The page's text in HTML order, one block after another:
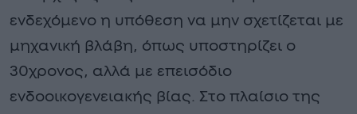
ενδεχόμενο η υπόθεση να μην σχετίζεται με
μηχανική βλάβη, όπως υποστηρίζει ο
30χρονος, αλλά με επεισόδιο
ενδοοικογενειακής βίας. Στο πλαίσιο της